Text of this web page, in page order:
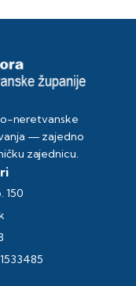
neretvanske
— zajedno
zajednicu.
150